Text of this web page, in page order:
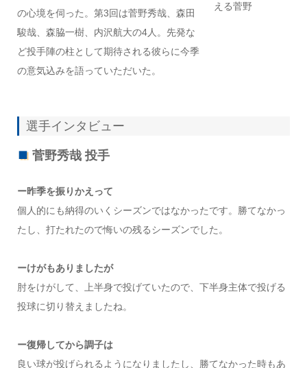
の心境を伺った。第3回は菅野秀哉、森田
駿哉、森脇一樹、内沢航大の4人。先発な
ど投手陣の柱として期待される彼らに今季
の意気込みを語っていただいた。
える菅野
選手インタビュー
菅野秀哉 投手
ー昨季を振りかえって
個人的にも納得のいくシーズンではなかったです。勝てなかっ
たし、打たれたので悔いの残るシーズンでした。
ーけがもありましたが
肘をけがして、上半身で投げていたので、下半身主体で投げる
投球に切り替えましたね。
ー復帰してから調子は
良い球が投げられるようになりましたし、勝てなかった時もあ